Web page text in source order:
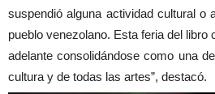
suspendió alguna actividad cultural o
pueblo venezolano. Esta feria del libro
adelante consolidándose como una
cultura y de todas las artes”, destacó.